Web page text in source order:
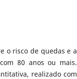
o risco de quedas e a
80 anos ou mais.
realizado com